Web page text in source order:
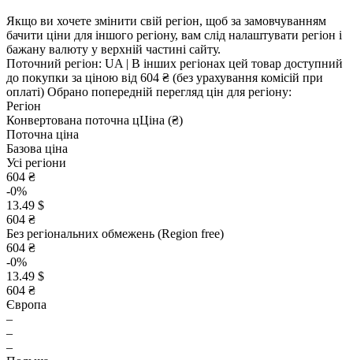
Якщо ви хочете змінити свій регіон, щоб за замовчуванням
бачити ціни для іншого регіону, вам слід налаштувати регіон і
бажану валюту у верхній частині сайту.
Поточний регіон: UA | В інших регіонах цей товар доступний
до покупки за ціною від 604 ₴ (без урахування комісій при
оплаті) Обрано попередній перегляд цін для регіону:
Регіон
Конвертована поточна цЦіна (₴)
Поточна ціна
Базова ціна
Усі регіони
604 ₴
-0%
13.49 $
604 ₴
Без регіональних обмежень (Region free)
604 ₴
-0%
13.49 $
604 ₴
Європа
–
–
–